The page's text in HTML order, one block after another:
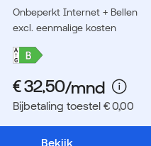
Onbeperkt Internet + Bellen
excl. eenmalige kosten
Bijbetaling toestel € 0,00
Bekijk